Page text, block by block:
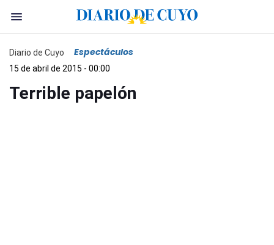
Diario de Cuyo Espectáculos
15 de abril de 2015 - 00:00
Terrible papelón